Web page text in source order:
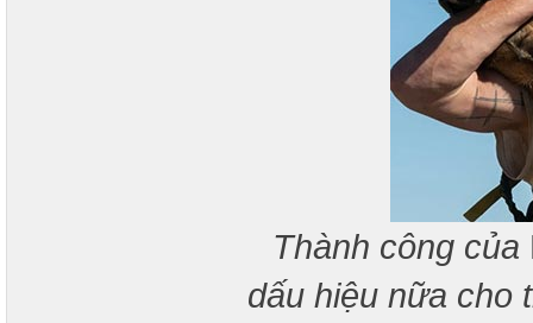
Thành công của
dấu hiệu nữa cho